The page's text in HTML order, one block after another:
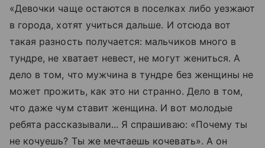
«Девочки чаще остаются в поселках либо уезжают
в города, хотят учиться дальше. И отсюда вот
такая разность получается: мальчиков много в
тундре, не хватает невест, не могут жениться. А
дело в том, что мужчина в тундре без женщины не
может прожить, как это ни странно. Дело в том,
что даже чум ставит женщина. И вот молодые
ребята рассказывали... Я спрашиваю: «Почему ты
не кочуешь? Ты же мечтаешь кочевать». А он